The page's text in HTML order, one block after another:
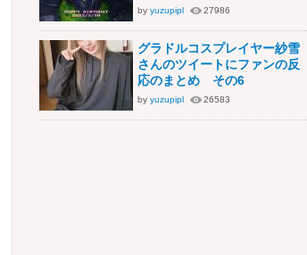
by yuzupipl 27986
グラドルコスプレイヤー紗雪
さんのツイートにファンの反
応のまとめ その6
by yuzupipl 26583